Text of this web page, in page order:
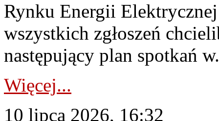
Rynku Energii
wszystkich zgłoszeń
następujący plan spotkań
Więcej...
10 lipca 2026, 16:32